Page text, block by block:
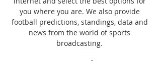
you where you are. We also provide
football predictions, standings, data and
news from the world of sports
broadcasting.